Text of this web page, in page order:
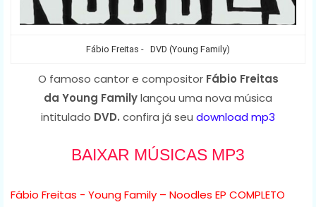
Fábio Freitas - DVD (Young Family)
O famoso cantor e compositor Fábio Freitas
da Young Familylançou uma nova música
intitulado DVD. confira já seu download mp3
BAIXAR MÚSICAS MP3
Fábio Freitas - Young Family – Noodles EP COMPLETO